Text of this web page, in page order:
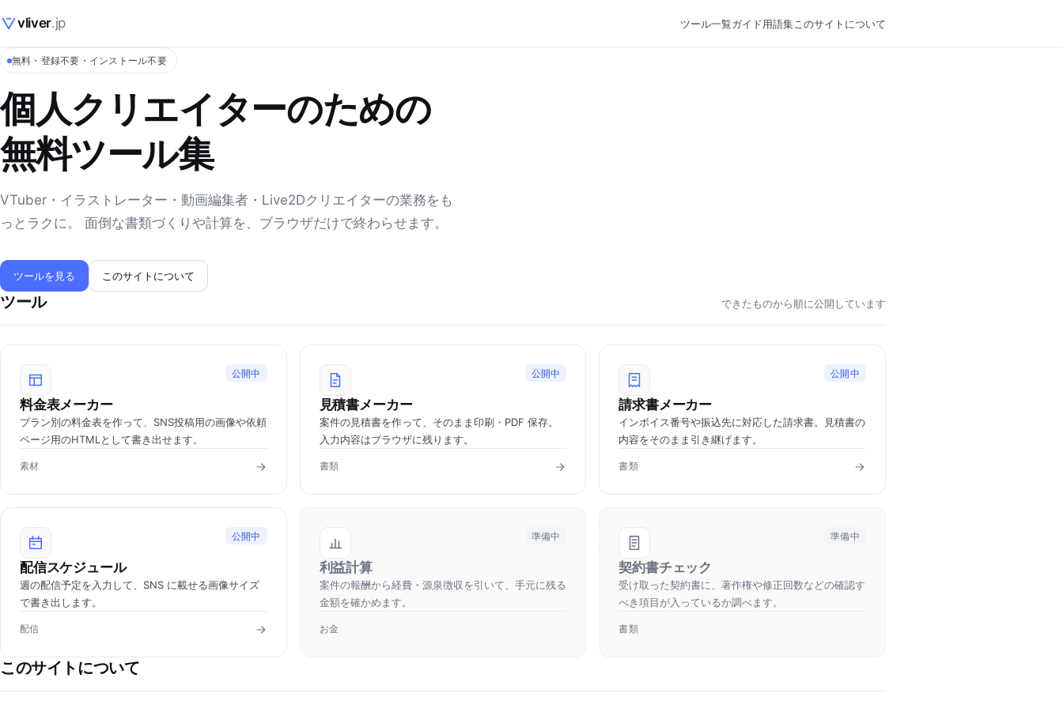
vliver.jp ツール一覧ガイド用語集このサイトについて
無料・登録不要・インストール不要
個人クリエイターのための
無料ツール集
VTuber・イラストレーター・動画編集者・Live2Dクリエイターの業務をも
っとラクに。 面倒な書類づくりや計算を、ブラウザだけで終わらせます。
ツールを見る このサイトについて
ツール できたものから順に公開しています
公開中
料金表メーカー
プラン別の料金表を作って、SNS投稿用の画像や依頼
ページ用のHTMLとして書き出せます。
素材
公開中
見積書メーカー
案件の見積書を作って、そのまま印刷・PDF 保存。
入力内容はブラウザに残ります。
書類
公開中
請求書メーカー
インボイス番号や振込先に対応した請求書。見積書の
内容をそのまま引き継げます。
書類
公開中
配信スケジュール
週の配信予定を入力して、SNS に載せる画像サイズ
で書き出します。
配信
準備中
利益計算
案件の報酬から経費・源泉徴収を引いて、手元に残る
金額を確かめます。
お金
準備中
契約書チェック
受け取った契約書に、著作権や修正回数などの確認す
べき項目が入っているか調べます。
書類
このサイトについて